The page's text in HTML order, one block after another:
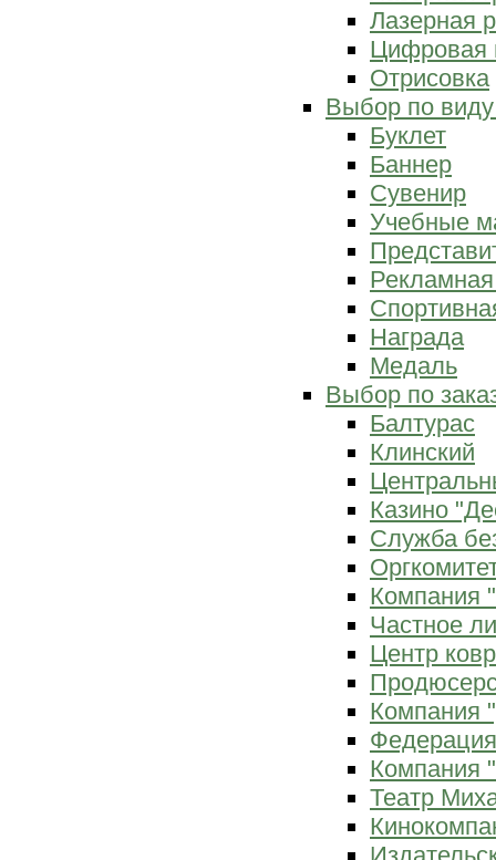
Лазерная
Цифровая
Отрисовка
Выбор по
Буклет
Баннер
Сувенир
Учебные
Награда
Медаль
Выбор по
Балтурас
Клинский
Казино
Служба
Компания
Частное
Центр
Компания
Компания
Театр